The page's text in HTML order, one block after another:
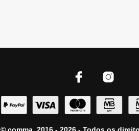
© comma, 2016 - 2026 - Todos os